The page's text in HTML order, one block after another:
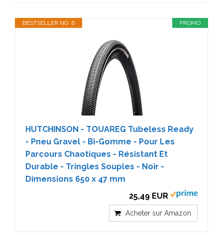
PROMO
BESTSELLER NO. 6
HUTCHINSON - TOUAREG Tubeless Ready
- Pneu Gravel - Bi-Gomme - Pour Les
Parcours Chaotiques - Résistant Et
Durable - Tringles Souples - Noir -
Dimensions 650 x 47 mm
25,49 EUR
Acheter sur Amazon